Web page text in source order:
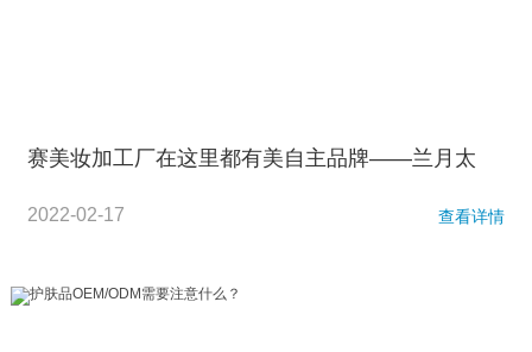
赛美妆加工厂在这里都有美自主品牌——兰月太
2022-02-17 查看详情